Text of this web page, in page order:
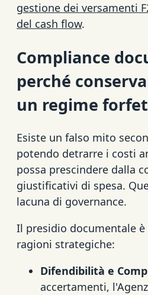
gestione dei versamenti
del cash flow.
Compliance
perché
un regime
Esiste un falso mito
potendo detrarre i costi
possa prescindere dalla
giustificativi di spesa.
lacuna di governance.
Il presidio documentale è
ragioni strategiche:
Difendibilità e
accertamenti,